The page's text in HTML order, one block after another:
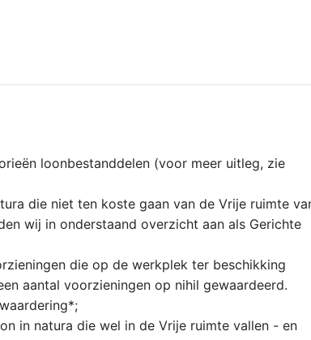
loonbestanddelen (voor meer uitleg, zie
die niet ten koste gaan van de Vrije ruimte
wij in onderstaand overzicht aan als Gerichte
die op de werkplek ter beschikking
aantal voorzieningen op nihil gewaardeerd.
in natura die wel in de Vrije ruimte vallen - en